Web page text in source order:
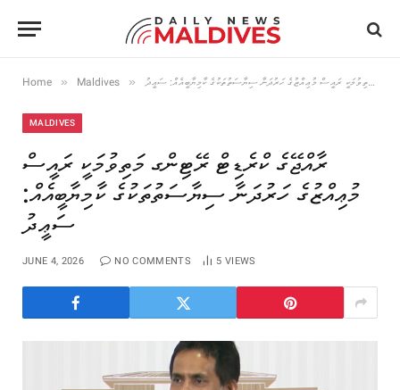
Home » Maldives » ރާއްޖޭގެ ކްރެޑިޓް ރޭޓިންގ މަތިވުމަކީ ރައީސް މުޢިއްޒުގެ ހަރުދަނާ ސިޔާސަތުތަކުގެ ކާމިޔާބީއެއް: ސަޢީދު
MALDIVES
ރާއްޖޭގެ ކްރެޑިޓް ރޭޓިންގ މަތިވުމަކީ ރައީސް
މުޢިއްޒުގެ ހަރުދަނާ ސިޔާސަތުތަކުގެ ކާމިޔާބީއެއް:
ސަޢީދު
JUNE 4, 2026 NO COMMENTS 5 VIEWS